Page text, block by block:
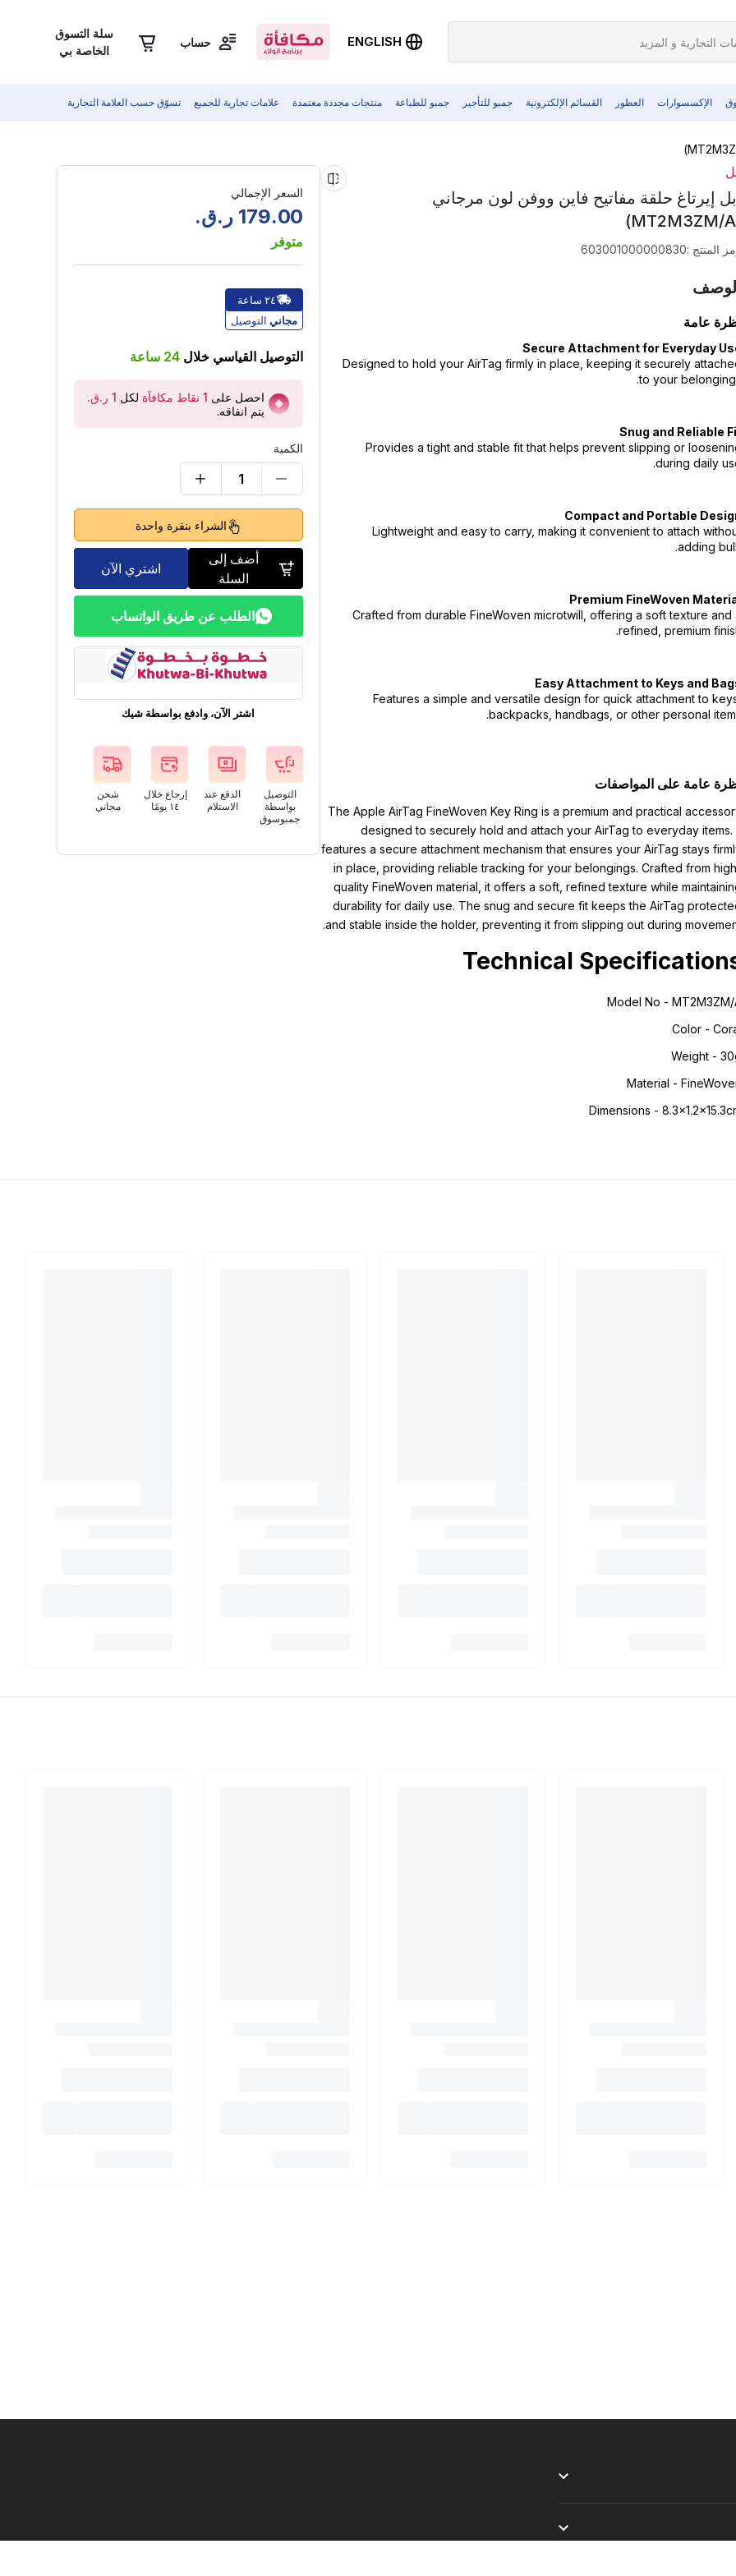
ENGLISH حساب
سلة التسوق
الخاصة بي
الإكسسوارات العطور القسائم الإلكترونية جمبو للتأجير جمبو للطباعة منتجات مجددة معتمدة علامات تجارية للجميع تسوّق حسب العلامة التجارية
إيرتاغ حلقة مفاتيح فاين ووفن لون مرجاني
المنتج :
603001000000830
عامة
Secure Attachment for Everyday
Designed to hold your AirTag firmly in place, keeping it securely
to your
Snug and Reliable
Provides a tight and stable fit that helps prevent slipping or
during daily
Compact and Portable
Lightweight and easy to carry, making it convenient to attach
adding
Premium FineWoven
Crafted from durable FineWoven microtwill, offering a soft texture and
refined, premium
Easy Attachment to Keys and
Features a simple and versatile design for quick attachment to
backpacks, handbags, or other personal
عامة على المواصفات
The Apple AirTag FineWoven Key Ring is a premium and practical
designed to securely hold and attach your AirTag to everyday items.
features a secure attachment mechanism that ensures your AirTag stays
in place, providing reliable tracking for your belongings. Crafted from
quality FineWoven material, it offers a soft, refined texture while
durability for daily use. The snug and secure fit keeps the AirTag
and stable inside the holder, preventing it from slipping out during
Technical
Model No - MT2M3ZM/
Color -
Weight -
Material -
Dimensions -
السعر الإجمالي
179.00 ر.ق.
متوفر
٢٤ ساعة
مجاني التوصيل
التوصيل القياسي خلال 24 ساعة
احصل على 1 نقاط مكافآة لكل
يتم انفاقه.
الكمية
1
الشراء بنقرة واحدة
أضف إلى
السلة
اشتري الآن
الطلب عن طريق الواتساب
اشتر الآن، وادفع بواسطة شيك
التوصيل
بواسطة
جمبوسوق
الدفع عند
الاستلام
إرجاع خلال
١٤ يومًا
شحن
مجاني